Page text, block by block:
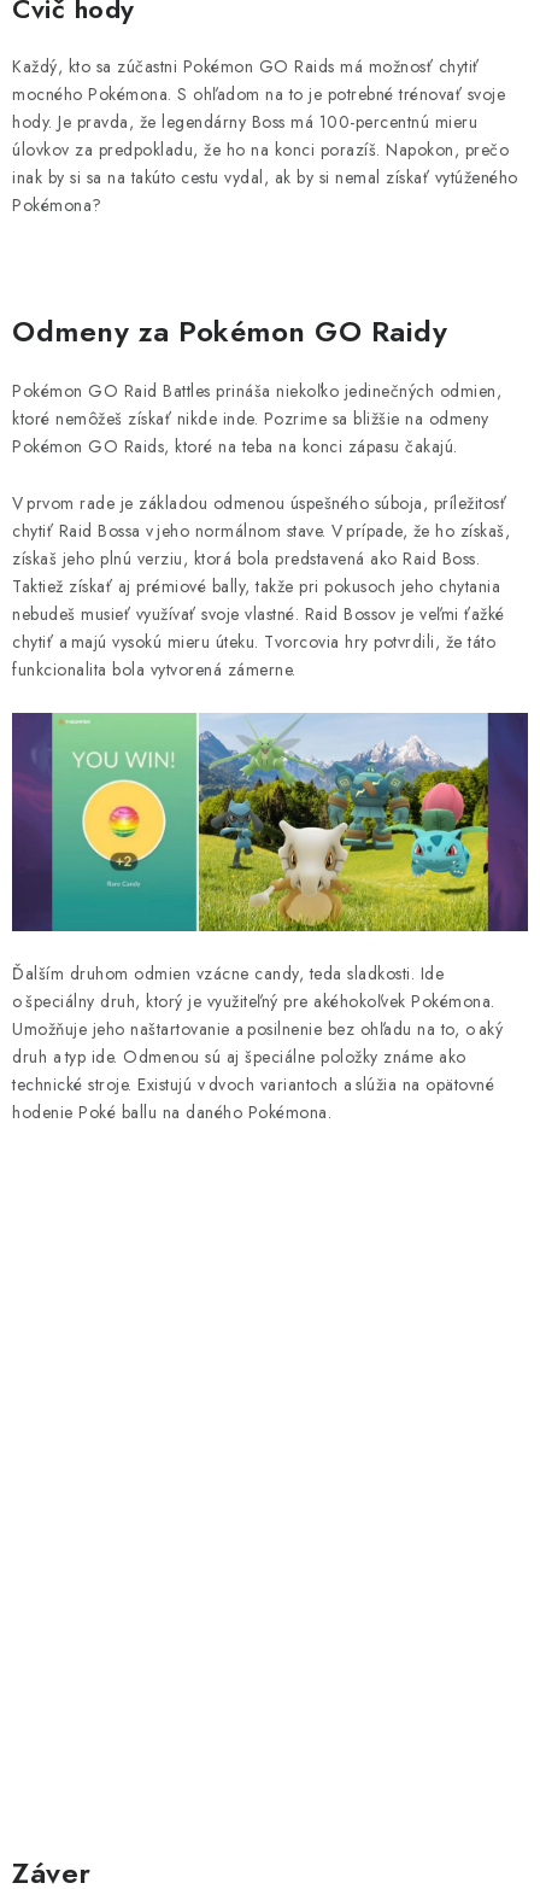
Cvič hody
Každý, kto sa zúčastni Pokémon GO Raids má možnosť chytiť
mocného Pokémona. S ohľadom na to je potrebné trénovať svoje
hody. Je pravda, že legendárny Boss má 100-percentnú mieru
úlovkov za predpokladu, že ho na konci porazíš. Napokon, prečo
inak by si sa na takúto cestu vydal, ak by si nemal získať vytúženého
Pokémona?
Odmeny za Pokémon GO Raidy
Pokémon GO Raid Battles prináša niekoľko jedinečných odmien,
ktoré nemôžeš získať nikde inde. Pozrime sa bližšie na odmeny
Pokémon GO Raids, ktoré na teba na konci zápasu čakajú.
V prvom rade je základou odmenou úspešného súboja, príležitosť
chytiť Raid Bossa v jeho normálnom stave. V prípade, že ho získaš,
získaš jeho plnú verziu, ktorá bola predstavená ako Raid Boss.
Taktiež získať aj prémiové bally, takže pri pokusoch jeho chytania
nebudeš musieť využívať svoje vlastné. Raid Bossov je veľmi ťažké
chytiť a majú vysokú mieru úteku. Tvorcovia hry potvrdili, že táto
funkcionalita bola vytvorená zámerne.
Ďalším druhom odmien vzácne candy, teda sladkosti. Ide
o špeciálny druh, ktorý je využiteľný pre akéhokoľvek Pokémona.
Umožňuje jeho naštartovanie a posilnenie bez ohľadu na to, o aký
druh a typ ide. Odmenou sú aj špeciálne položky známe ako
technické stroje. Existujú v dvoch variantoch a slúžia na opätovné
hodenie Poké ballu na daného Pokémona.
Záver